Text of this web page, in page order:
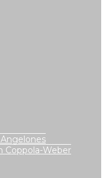
Coppola-Weber